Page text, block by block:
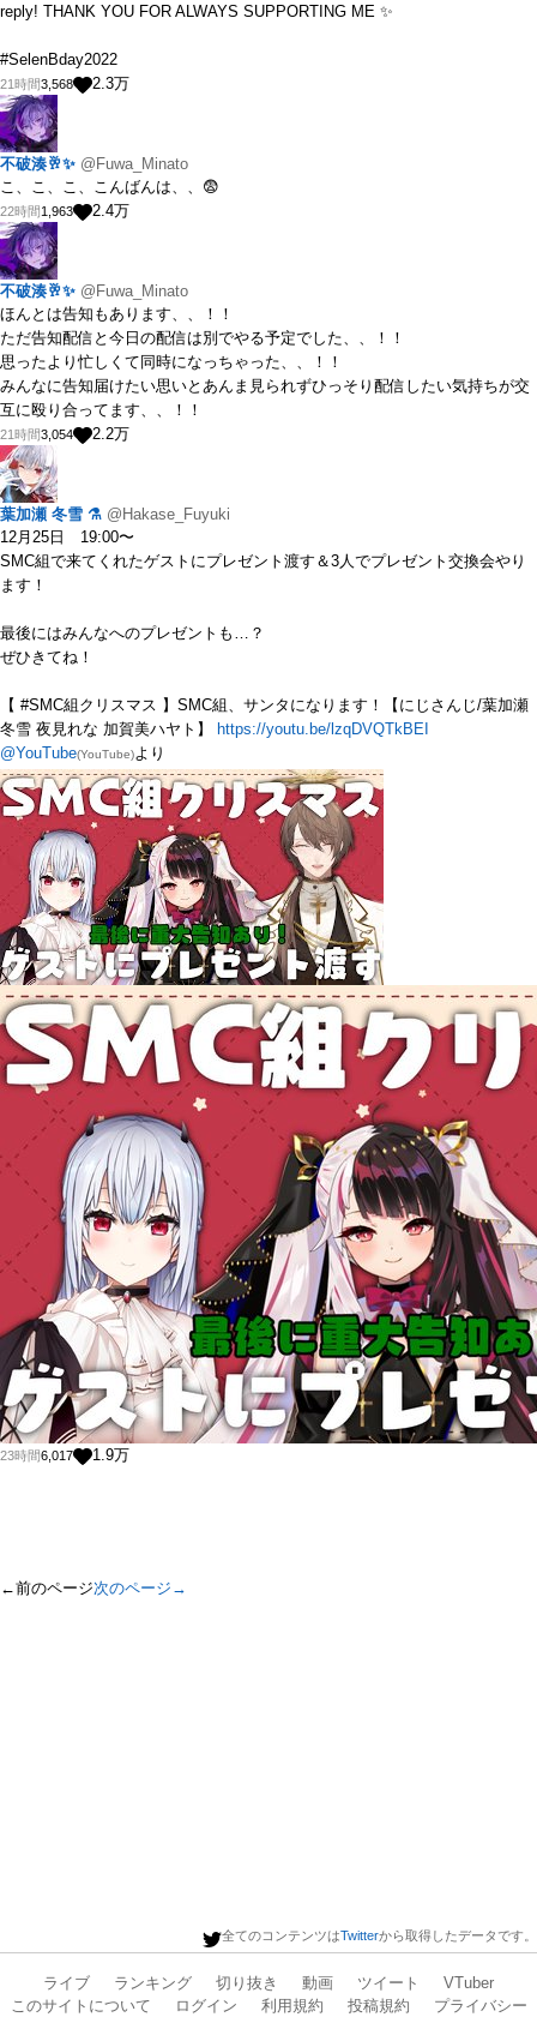
reply! THANK YOU FOR ALWAYS SUPPORTING ME ✨
#SelenBday2022
21時間3,568 2.3万
不破湊🥂✨ @Fuwa_Minato
こ、こ、こ、こんばんは、、😨
22時間1,963 2.4万
不破湊🥂✨ @Fuwa_Minato
ほんとは告知もあります、、！！
ただ告知配信と今日の配信は別でやる予定でした、、！！
思ったより忙しくて同時になっちゃった、、！！
みんなに告知届けたい思いとあんま見られずひっそり配信したい気持ちが交
互に殴り合ってます、、！！
21時間3,054 2.2万
葉加瀬 冬雪 ⚗️ @Hakase_Fuyuki
12月25日 19:00〜
SMC組で来てくれたゲストにプレゼント渡す＆3人でプレゼント交換会やり
ます！
最後にはみんなへのプレゼントも…？
ぜひきてね！
【 #SMC組クリスマス 】SMC組、サンタになります！【にじさんじ/葉加瀬
冬雪 夜見れな 加賀美ハヤト】
https://youtu.be/lzqDVQTkBEI
@YouTube(YouTube)より
23時間6,017 1.9万
←前のページ次のページ→
全てのコンテンツはTwitterから取得したデータです。
ライブ ランキング 切り抜き 動画 ツイート
VTuber
このサイトについて
ログイン 利用規約 投稿規約
プライバシー